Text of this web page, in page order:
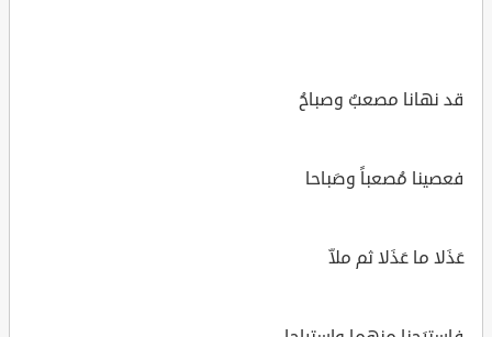
قد نهانا مصعبٌ وصباحُ
فعصينا مُصعباً وصَباحا
عَذَلا ما عَذَلا ثم ملاّ